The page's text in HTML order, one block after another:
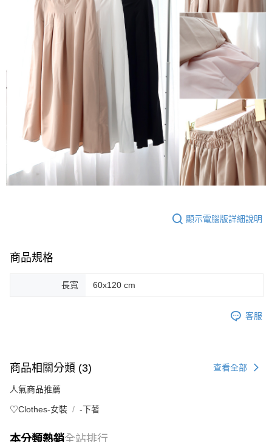
顯示電腦版詳細說明
商品規格
長寬 60x120 cm
客服
商品相關分類 (3) 查看全部
人氣商品推薦
♡Clothes-女裝 -下著
本分類熱銷全站排行